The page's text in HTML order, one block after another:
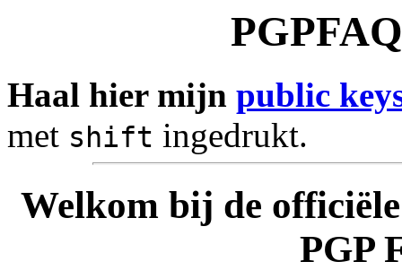
Haal hier mijn public
met shift ingedrukt.
Welkom bij de
PGP